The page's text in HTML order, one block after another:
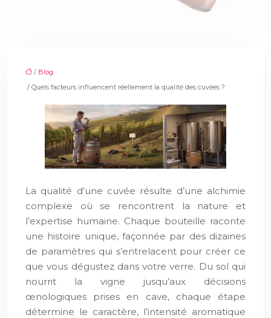
/ Blog
/ Quels facteurs influencent réellement la qualité des cuvées ?
La qualité d’une cuvée résulte d’une alchimie
complexe où se rencontrent la nature et
l’expertise humaine. Chaque bouteille raconte
une histoire unique, façonnée par des dizaines
de paramètres qui s’entrelacent pour créer ce
que vous dégustez dans votre verre. Du sol qui
nourrit la vigne jusqu’aux décisions
œnologiques prises en cave, chaque étape
détermine le caractère, l’intensité aromatique